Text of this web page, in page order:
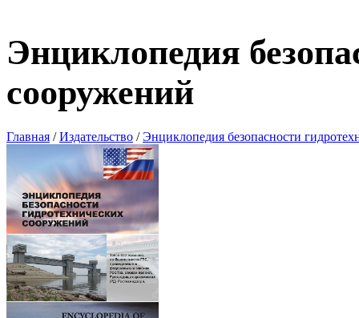
Энциклопедия
сооружений
Главная / Издательство / Энциклопедия безопасности